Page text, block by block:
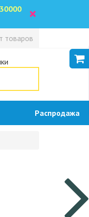
×
товаров
Распродажа